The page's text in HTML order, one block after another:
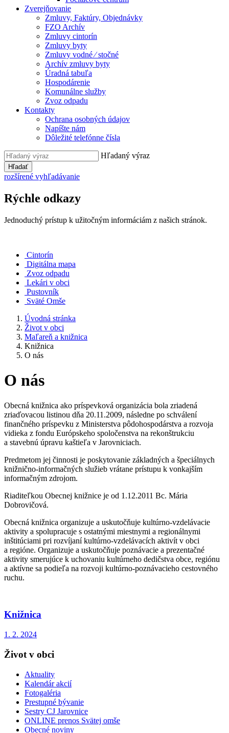
Zverejňovanie
Zmluvy, Faktúry, Objednávky
FZO Archív
Zmluvy cintorín
Zmluvy byty
Zmluvy vodné ⁄ stočné
Archív zmluvy byty
Úradná tabuľa
Hospodárenie
Komunálne služby
Zvoz odpadu
Kontakty
Ochrana osobných údajov
Napíšte nám
Dôležité telefónne čísla
Hľadaný výraz
Hľadať
rozšírené vyhľadávanie
Rýchle odkazy
Jednoduchý prístup k užitočným informáciám z našich stránok.
Cintorín
Digitálna mapa
Zvoz odpadu
Lekári v obci
Pustovník
Sväté Omše
Úvodná stránka
Život v obci
Maľareň a knižnica
Knižnica
O nás
O nás
Obecná knižnica ako príspevková organizácia bola zriadená
zriaďovacou listinou dňa 20.11.2009, následne po schválení
finančného príspevku z Ministerstva pôdohospodárstva a rozvoja
vidieka z fondu Európskeho spoločenstva na rekonštrukciu
a stavebnú úpravu kaštieľa v Jarovniciach.
Predmetom jej činnosti je poskytovanie základných a špeciálnych
knižnično-informačných služieb vrátane prístupu k vonkajším
informačným zdrojom.
Riaditeľkou Obecnej knižnice je od 1.12.2011 Bc. Mária
Dobrovičová.
Obecná knižnica organizuje a uskutočňuje kultúrno-vzdelávacie
aktivity a spolupracuje s ostatnými miestnymi a regionálnymi
inštitúciami pri rozvíjaní kultúrno-vzdelávacích aktivít v obci
a regióne. Organizuje a uskutočňuje poznávacie a prezentačné
aktivity smerujúce k uchovaniu kultúrneho dedičstva obce, regiónu
a aktívne sa podieľa na rozvoji kultúrno-poznávacieho cestovného
ruchu.
Knižnica
1. 2. 2024
Život v obci
Aktuality
Kalendár akcií
Fotogaléria
Prestupné bývanie
Sestry CJ Jarovnice
ONLINE prenos Svätej omše
Obecné noviny